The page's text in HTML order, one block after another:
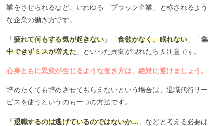
業をさせられるなど、いわゆる「ブラック企業」と称されるよう
な企業の働き方です。
「 疲れて何もする気が起きない 」「 食欲がなく、眠れない 」「 集
中できずミスが増えた」といった異変が現れたら要注意です。
心身ともに異変が生じるような働き方は、絶対に避けましょう。
辞めたくても辞めさせてもらえないという場合は、退職代行サー
ビスを使うというのも一つの方法です。
「 退職するのは逃げているのではないか… 」などと考える必要は